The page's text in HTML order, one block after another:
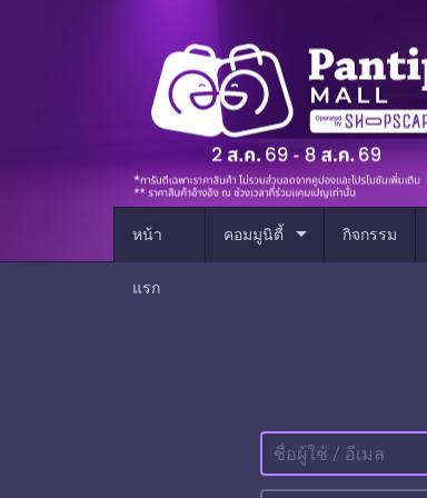
หน้า
แรก
คอมมูนิตี้ arrow_drop_down กิจกรรม